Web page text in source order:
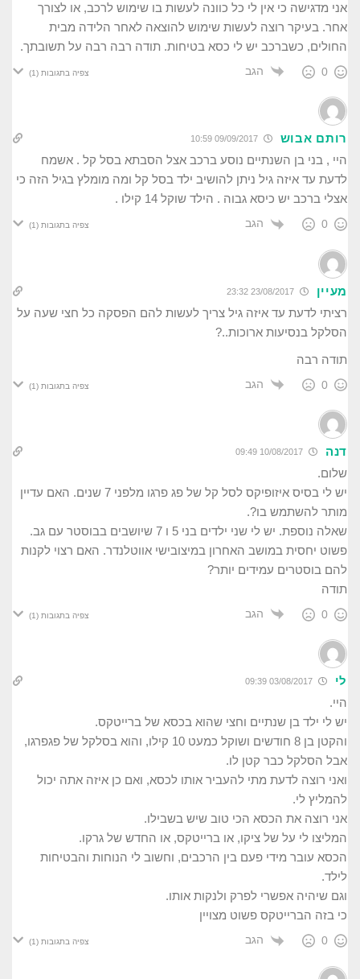
אני מדגישה כי אין לי כל כוונה לעשות בו שימוש לרכב, או לצורך
אחר. בעיקר רוצה לעשות שימוש להוצאה לאחר הלידה מבית
החולים, כשברכב יש לי כסא בטיחות. תודה רבה רבה על תשובתך.
0 הגב צפיה בתגובות (1)
רותם אבוש 09/09/2017 10:59
היי , בני בן השנתיים נוסע ברכב אצל הסבתא בסל קל . אשמח
לדעת עד איזה גיל ניתן להושיב ילד בסל קל ומה מומלץ בגיל הזה כי
אצלי ברכב יש כיסא גבוה . הילד שוקל 14 קילו .
0 הגב צפיה בתגובות (1)
מעיין 23/08/2017 23:32
רציתי לדעת עד איזה גיל צריך לעשות להם הפסקה כל חצי שעה על
הסלקל בנסיעות ארוכות..?
תודה רבה
0 הגב צפיה בתגובות (1)
דנה 10/08/2017 09:49
שלום.
יש לי בסיס איזופיקס לסל קל של פג פרגו מלפני 7 שנים. האם עדיין
מותר להשתמש בו?.
שאלה נוספת. יש לי שני ילדים בני 5 ו 7 שיושבים בבוסטר עם גב.
פשוט יחסית במושב האחרון במיצובישי אווטלנדר. האם רצוי לקנות
להם בוסטרים עמידים יותר?
תודה
0 הגב צפיה בתגובות (1)
לי 03/08/2017 09:39
היי.
יש לי ילד בן שנתיים וחצי שהוא בכסא של ברייטקס.
והקטן בן 8 חודשים ושוקל כמעט 10 קילו, והוא בסלקל של פגפרגו,
אבל הסלקל כבר קטן לו.
ואני רוצה לדעת מתי להעביר אותו לכסא, ואם כן איזה אתה יכול
להמליץ לי.
אני רוצה את הכסא הכי טוב שיש בשבילו.
המליצו לי על של ציקו, או ברייטקס, או החדש של גרקו.
הכסא עובר מידי פעם בין הרכבים, וחשוב לי הנוחות והבטיחות
לילד.
וגם שיהיה אפשרי לפרק ולנקות אותו.
כי בזה הברייטקס פשוט מצויין
0 הגב צפיה בתגובות (1)